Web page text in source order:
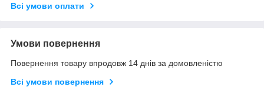
Всі умови оплати
Умови повернення
Повернення товару впродовж 14 днів за домовленістю
Всі умови повернення